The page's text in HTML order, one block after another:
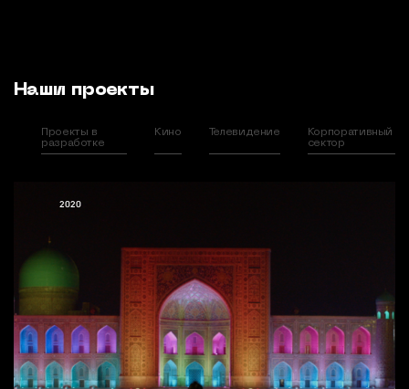
Наши проекты
Проекты в
разработке
Кино Телевидение
Корпоративный
сектор
2020